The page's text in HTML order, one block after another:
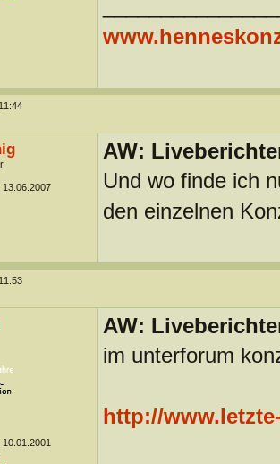
AW:
Und wo finde ich
den einzelnen
AW:
im unterforum
http://